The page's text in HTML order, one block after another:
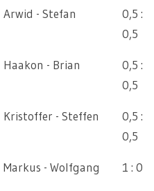
Arwid - Stefan
0,5 :
0,5
Haakon - Brian
0,5 :
0,5
Kristoffer - Steffen
0,5 :
0,5
Markus - Wolfgang 1 : 0